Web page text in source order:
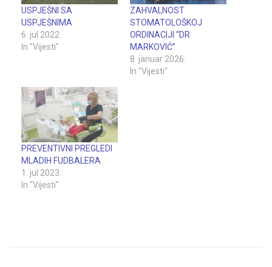
USPJEŠNI SA
USPJEŠNIMA
6. jul 2022.
In "Vijesti"
ZAHVALNOST
STOMATOLOŠKOJ
ORDINACIJI “DR
MARKOVIĆ”
8. januar 2026.
In "Vijesti"
PREVENTIVNI PREGLEDI
MLADIH FUDBALERA
1. jul 2023.
In "Vijesti"